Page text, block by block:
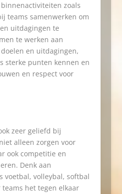
zoals
teams samenwerken om
uitdagingen te
te werken aan
en uitdagingen,
sterke punten kennen en
en respect voor
zeer geliefd bij
alleen zorgen voor
ook competitie en
Denk aan
voetbal, volleybal, softbal
het tegen elkaar